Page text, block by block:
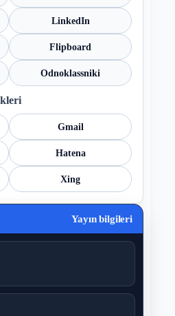
LinkedIn
Flipboard
Odnoklassniki
Gmail
Hatena
Xing
Yayın bilgileri